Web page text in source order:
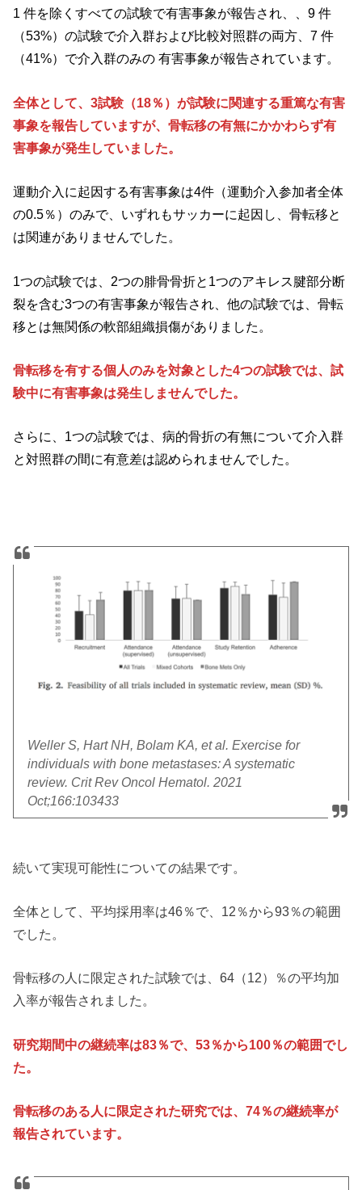
1 件を除くすべての試験で有害事象が報告され、、9 件
（53%）の試験で介入群および比較対照群の両方、7 件
（41%）で介入群のみの 有害事象が報告されています。
全体として、3試験（18％）が試験に関連する重篤な有害
事象を報告していますが、骨転移の有無にかかわらず有
害事象が発生していました。
運動介入に起因する有害事象は4件（運動介入参加者全体
の0.5％）のみで、いずれもサッカーに起因し、骨転移と
は関連がありませんでした。
1つの試験では、2つの腓骨骨折と1つのアキレス腱部分断
裂を含む3つの有害事象が報告され、他の試験では、骨転
移とは無関係の軟部組織損傷がありました。
骨転移を有する個人のみを対象とした4つの試験では、試
験中に有害事象は発生しませんでした。
さらに、1つの試験では、病的骨折の有無について介入群
と対照群の間に有意差は認められませんでした。
Weller S, Hart NH, Bolam KA, et al. Exercise for
individuals with bone metastases: A systematic
review. Crit Rev Oncol Hematol. 2021
Oct;166:103433
続いて実現可能性についての結果です。
全体として、平均採用率は46％で、12％から93％の範囲
でした。
骨転移の人に限定された試験では、64（12）％の平均加
入率が報告されました。
研究期間中の継続率は83％で、53％から100％の範囲でし
た。
骨転移のある人に限定された研究では、74％の継続率が
報告されています。